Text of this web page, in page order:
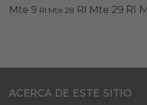
Mte 9 RI Mte 28 RI Mte 29 RI
ACERCA DE ESTE SITIO